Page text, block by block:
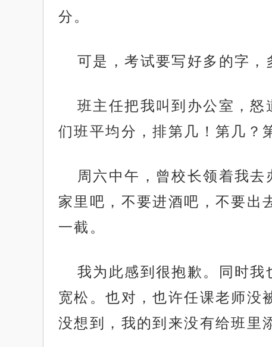
分。
可是，考试要写好多的字，
班主任把我叫到办公室，怒
们班平均分，排第几！第几
周六中午，曾校长领着我
家里吧，不要进酒吧，不要出
一截。
我为此感到很抱歉。同时
宽松。也对，也许任课老师没
没想到，我的到来没有给班里